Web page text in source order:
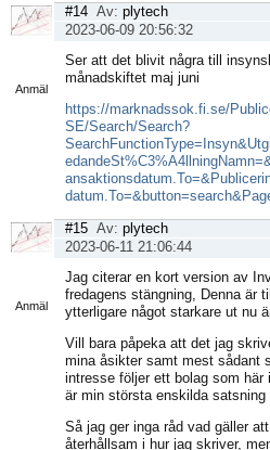
Anmäl
#14 Av: plytech
2023-06-09 20:56:32
Ser att det blivit några till
månadskiftet maj juni
https://marknadssok.fi.se/
SE/Search/Search?
Anmäl
#15 Av: plytech
2023-06-11 21:06:44
Jag citerar en kort version av
fredagens stängning, Denna är
ytterligare något starkare ut nu
Vill bara påpeka att det jag
mina åsikter samt mest sådant
intresse följer ett bolag som
är min största enskilda satsning
Så jag ger inga råd vad gäller
återhållsam i hur jag skriver,